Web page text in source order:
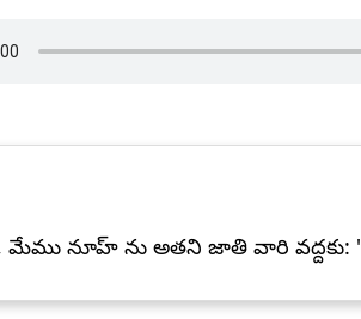
నూహ్ ను అతని జాతి వారి వద్దకు: